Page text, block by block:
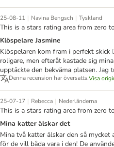
25-08-11 | Navina Bengsch | Tyskland
This is a stars rating area from zero
Klöspelare Jasmine
Klöspelaren kom fram i perfekt skick
roligare, men efteråt kastade sig
upptäckte den bekväma platsen.
Denna recension har översatts.Visa
25-07-17 | Rebecca | Nederländerna
This is a stars rating area from zero
Mina katter älskar det
Mina två katter älskar den så
för de vill båda vara i den! De